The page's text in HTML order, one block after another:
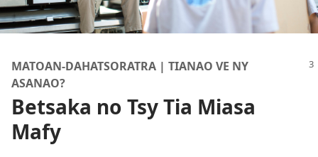
MATOAN-DAHATSORATRA | TIANAO VE NY
ASANAO?
Betsaka no Tsy Tia Miasa
Mafy